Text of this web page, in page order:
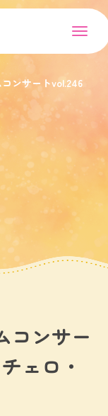
コンサートvol.246
コンサー
ェロ・